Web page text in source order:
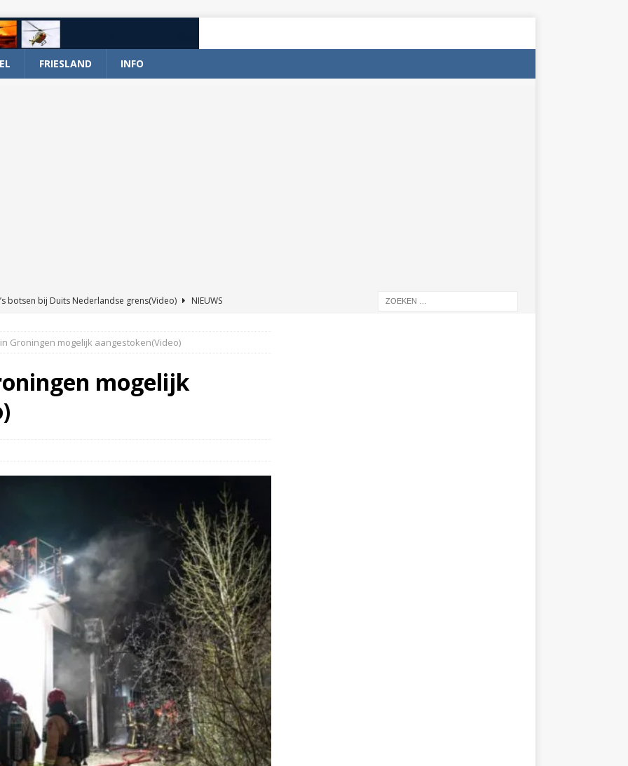
FRIESLAND INFO
botsen bij Duits Nederlandse grens(Video)
NIEUWS
en wagen met stro in de brand in Oosterhesselen(Video)
brand in Wijster(Video)
NIEUWS
aangevaren op Schildmeer Steendam(Video)
Groningen mogelijk aangestoken(Video)
mogelijk